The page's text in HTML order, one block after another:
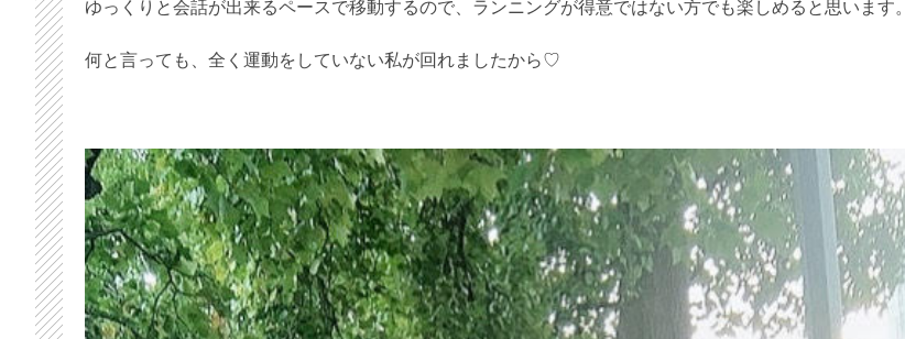
ゆっくりと会話が出来るペースで移動するので、ランニングが得意ではない方でも楽しめると思います。
何と言っても、全く運動をしていない私が回れましたから♡